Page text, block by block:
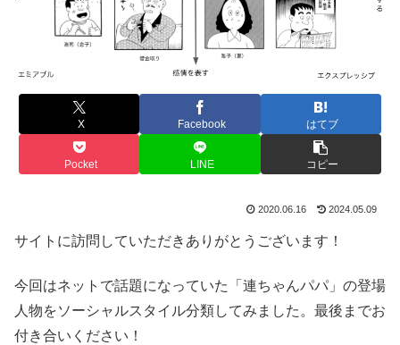
X Facebook はてブ
Pocket LINE コピー
2020.06.16 2024.05.09
サイトに訪問していただきありがとうございます！
今回はネットで話題になっていた「連ちゃんパパ」の登場
人物をソーシャルスタイル分類してみました。最後までお
付き合いください！